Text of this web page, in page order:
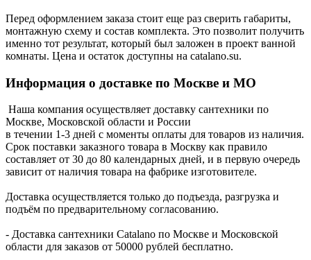
Перед оформлением заказа стоит еще раз сверить габариты,
монтажную схему и состав комплекта. Это позволит получить
именно тот результат, который был заложен в проект ванной
комнаты. Цена и остаток доступны на catalano.su.
Информация о доставке по Москве и МО
Наша компания осуществляет доставку сантехники по
Москве, Московской области и России
в течении 1-3 дней с моменты оплаты для товаров из наличия.
Срок поставки заказного товара в Москву как правило
составляет от 30 до 80 календарных дней, и в первую очередь
зависит от наличия товара на фабрике изготовителе.
Доставка осуществляется только до подъезда, разгрузка и
подъём по предварительному согласованию.
- Доставка сантехники Catalano по Москве и Московской
области для заказов от 50000 рублей бесплатно.